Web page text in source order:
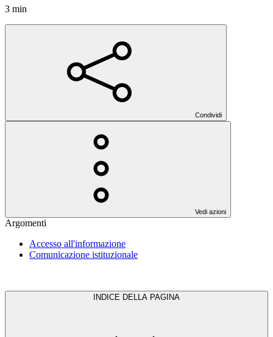
3 min
Condividi
Vedi azioni
Argomenti
Accesso all'informazione
Comunicazione istituzionale
INDICE DELLA PAGINA